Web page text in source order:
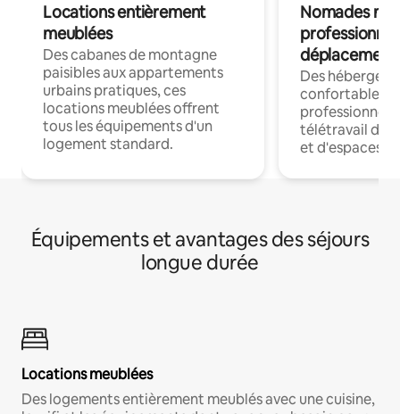
Locations entièrement
meublées
Des cabanes de montagne
paisibles aux appartements
urbains pratiques, ces
locations meublées offrent
tous les équipements d'un
logement standard.
Nomades
déplacement
Des
confortables
professionnels
télétravail
et d'espaces
Équipements et avantages des séjours
longue durée
Locations meublées
Des logements entièrement meublés avec une cuisine,